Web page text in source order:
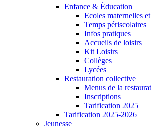
Enfance & Éducation
Ecoles maternelles
Temps périscolaires
Infos pratiques
Accueils de loisirs
Kit Loisirs
Collèges
Lycées
Restauration collective
Menus de la
Inscriptions
Tarification 2025
Tarification 2025-2026
Jeunesse